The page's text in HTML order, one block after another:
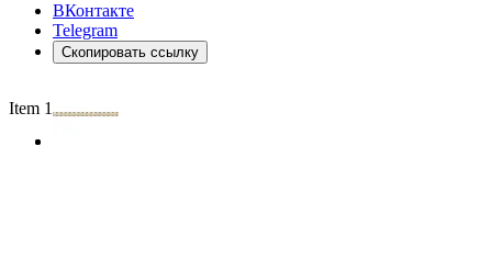
ВКонтакте
Telegram
Скопировать ссылку
Item 1 of 2